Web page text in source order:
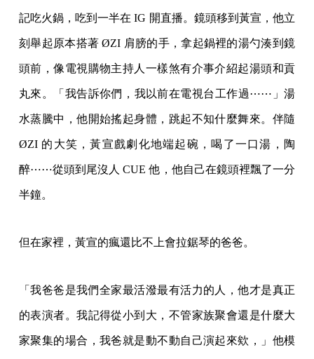
記吃火鍋，吃到一半在 IG 開直播。鏡頭移到黃宣，他立
刻舉起原本搭著 ØZI 肩膀的手，拿起鍋裡的湯勺湊到鏡
頭前，像電視購物主持人一樣煞有介事介紹起湯頭和貢
丸來。「我告訴你們，我以前在電視台工作過⋯⋯」湯
水蒸騰中，他開始搖起身體，跳起不知什麼舞來。伴隨
ØZI 的大笑，黃宣戲劇化地端起碗，喝了一口湯，陶
醉⋯⋯從頭到尾沒人 CUE 他，他自己在鏡頭裡飄了一分
半鐘。
但在家裡，黃宣的瘋還比不上會拉鋸琴的爸爸。
「我爸爸是我們全家最活潑最有活力的人，他才是真正
的表演者。我記得從小到大，不管家族聚會還是什麼大
家聚集的場合，我爸就是動不動自己演起來欸，」他模